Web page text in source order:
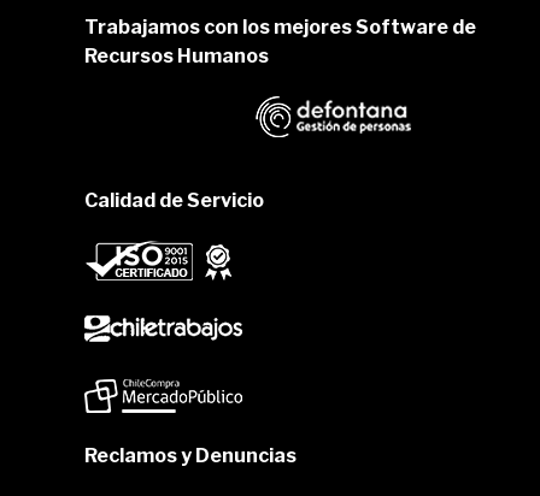
Trabajamos con los mejores Software de
Recursos Humanos
Calidad de Servicio
Reclamos y Denuncias